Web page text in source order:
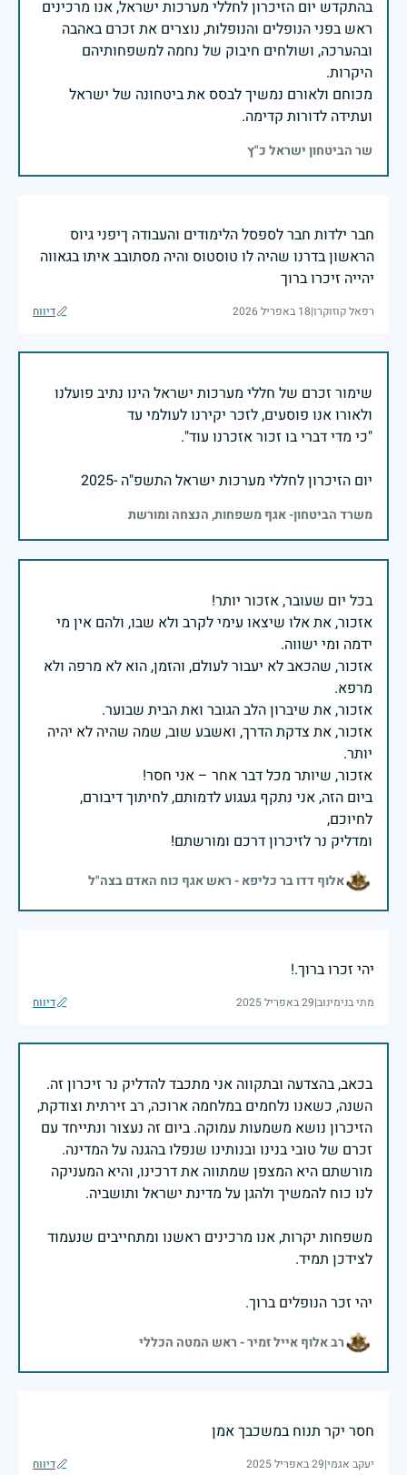
בהתקדש יום הזיכרון לחללי מערכות ישראל, אנו מרכינים
ראש בפני הנופלים והנופלות, נוצרים את זכרם באהבה
ובהערכה, ושולחים חיבוק של נחמה למשפחותיהם
מכוחם ולאורם נמשיך לבסס את ביטחונה של ישראל
ועתידה לדורות קדימה.
שר הביטחון ישראל כ"ץ
חבר ילדות חבר לספסל הלימודים והעבודה ךיפני גיוס
הראשון בדרנו שהיה לו טוסטוס והיה מסתובב איתו בגאווה
יהייה זיכרו ברוך
רפאל קוזוקרו|18 באפריל 2026 דיווח
שימור זכרם של חללי מערכות ישראל הינו נתיב פועלנו
יום הזיכרון לחללי מערכות ישראל התשפ"ה -2025
משרד הביטחון- אגף משפחות, הנצחה ומורשת
אזכור, את אלו שיצאו עימי לקרב ולא שבו, ולהם אין מי
אזכור, שהכאב לא יעבור לעולם, והזמן, הוא לא מרפה ולא
אזכור, את צדקת הדרך, ואשבע שוב, שמה שהיה לא יהיה
ביום הזה, אני נתקף געגוע לדמותם, לחיתוך דיבורם,
ומדליק נר לזיכרון דרכם ומורשתם!
אלוף דדו בר כליפא - ראש אגף כוח האדם בצה"ל
יהי זכרו ברוך.!
מתי בנימינוב|29 באפריל 2025 דיווח
בכאב, בהצדעה ובתקווה אני מתכבד להדליק נר זיכרון זה.
השנה, כשאנו נלחמים במלחמה ארוכה, רב זירתית וצודקת,
הזיכרון נושא משמעות עמוקה. ביום זה נעצור ונתייחד עם
זכרם של טובי בנינו ובנותינו שנפלו בהגנה על המדינה.
מורשתם היא המצפן שמתווה את דרכינו, והיא המעניקה
משפחות יקרות, אנו מרכינים ראשנו ומתחייבים שנעמוד
יהי זכר הנופלים ברוך.
רב אלוף אייל זמיר - ראש המטה הכללי
חסר יקר תנוח במשכבך אמן
יעקב אגמי|29 באפריל 2025 דיווח